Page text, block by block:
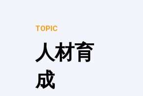
TOPIC
人材育
成